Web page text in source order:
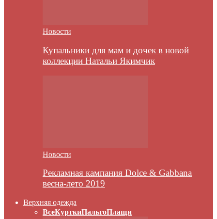
Новости
Купальники для мам и дочек в новой
коллекции Натальи Якимчик
Новости
Рекламная кампания Dolce & Gabbana
весна-лето 2019
Верхняя одежда
ВсеКурткиПальтоПлащи